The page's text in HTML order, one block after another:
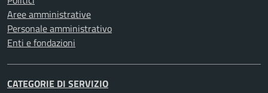
Aree amministrative
Personale amministrativo
Enti e fondazioni
CATEGORIE DI SERVIZIO